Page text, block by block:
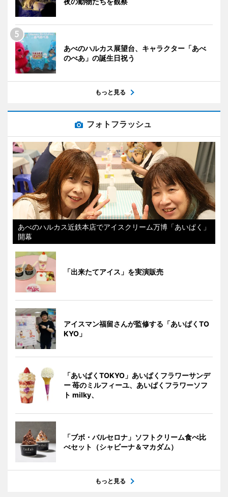
あべのハルカス展望台、キャラクター「あべ
のべあ」の誕生日祝う
もっと見る
フォトフラッシュ
あべのハルカス近鉄本店でアイスクリーム万博「あいぱく」
開幕
「出来たてアイス」を実演販売
アイスマン福留さんが監修する「あいぱくTO
KYO」
「あいぱくTOKYO」あいぱくフラワーサンデ
ー 苺のミルフィーユ、あいぱくフラワーソフ
ト milky、
「ブボ・バルセロナ」ソフトクリーム食べ比
べセット（シャビーナ＆マカダム）
もっと見る